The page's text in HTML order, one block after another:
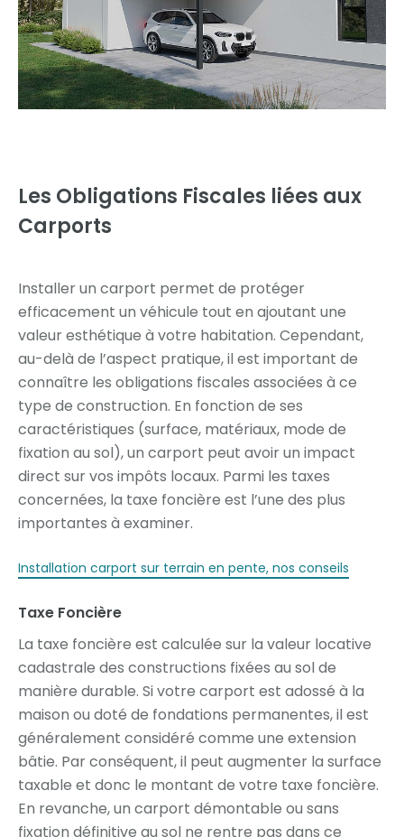
Les Obligations Fiscales liées aux
Carports
Installer un carport permet de protéger
efficacement un véhicule tout en ajoutant une
valeur esthétique à votre habitation. Cependant,
au-delà de l’aspect pratique, il est important de
connaître les obligations fiscales associées à ce
type de construction. En fonction de ses
caractéristiques (surface, matériaux, mode de
fixation au sol), un carport peut avoir un impact
direct sur vos impôts locaux. Parmi les taxes
concernées, la taxe foncière est l’une des plus
importantes à examiner.
Installation carport sur terrain en pente, nos conseils
Taxe Foncière
La taxe foncière est calculée sur la valeur locative
cadastrale des constructions fixées au sol de
manière durable. Si votre carport est adossé à la
maison ou doté de fondations permanentes, il est
généralement considéré comme une extension
bâtie. Par conséquent, il peut augmenter la surface
taxable et donc le montant de votre taxe foncière.
En revanche, un carport démontable ou sans
fixation définitive au sol ne rentre pas dans ce